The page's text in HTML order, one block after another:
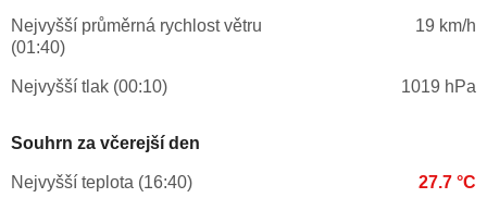
Nejvyšší průměrná rychlost větru
(01:40)
19 km/h
Nejvyšší tlak (00:10) 1019 hPa
Souhrn za včerejší den
Nejvyšší teplota (16:40) 27.7 °C